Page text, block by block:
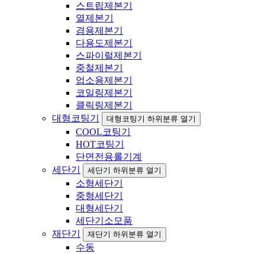
스트립제본기
열제본기
겸용제본기
다용도제본기
스파이럴제본기
중철제본기
업소용제본기
코일링제본기
클릭링제본기
대형코팅기
대형코팅기 하위분류 열기
COOL코팅기
HOT코팅기
단면전용롤기계
세단기
세단기 하위분류 열기
소형세단기
중형세단기
대형세단기
세단기소모품
재단기
재단기 하위분류 열기
수동